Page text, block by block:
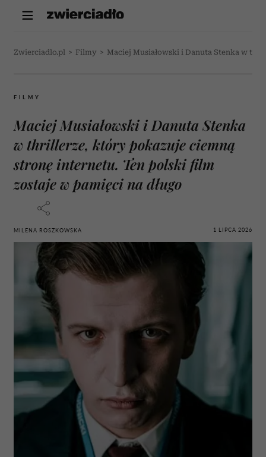
Zwierciadlo.pl > Filmy > Maciej Musiałowski i Danuta Stenka w
FILMY
Maciej Musiałowski i Danuta Stenka
w thrillerze, który pokazuje ciemną
stronę internetu. Ten polski film
zostaje w pamięci na długo
MILENA ROSZKOWSKA 1 LIPCA 2026